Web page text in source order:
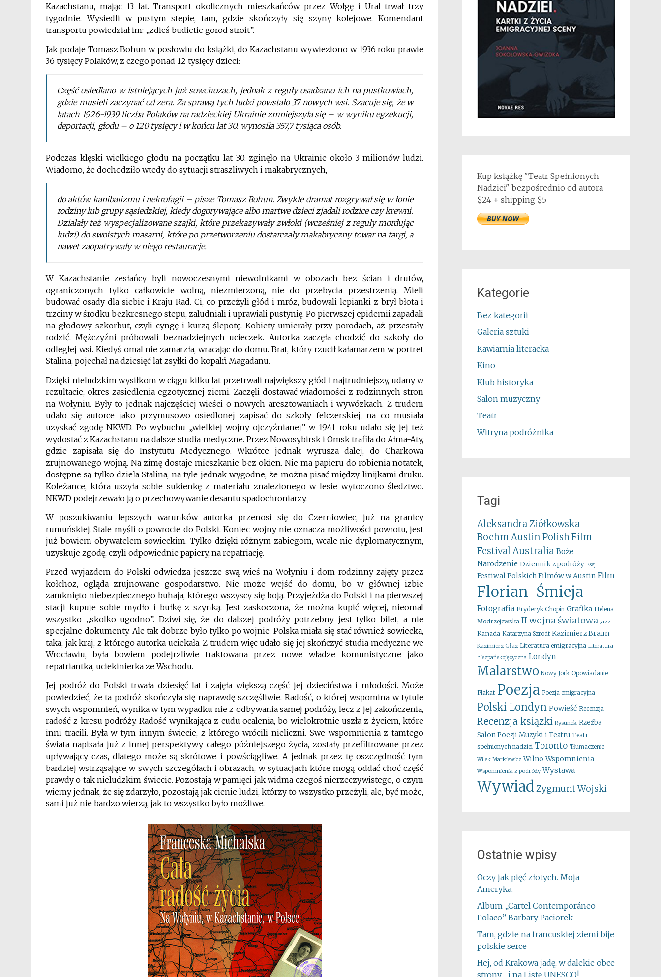
Kazachstanu, mając 13 lat. Transport okolicznych mieszkańców przez Wołgę i Ural trwał trzy
tygodnie. Wysiedli w pustym stepie, tam, gdzie skończyły się szyny kolejowe. Komendant
transportu powiedział im: „zdieś budietie gorod stroit”.
Jak podaje Tomasz Bohun w posłowiu do książki, do Kazachstanu wywieziono w 1936 roku prawie
36 tysięcy Polaków, z czego ponad 12 tysięcy dzieci:
Część osiedlano w istniejących już sowchozach, jednak z reguły osadzano ich na pustkowiach,
gdzie musieli zaczynać od zera. Za sprawą tych ludzi powstało 37 nowych wsi. Szacuje się, że w
latach 1926-1939 liczba Polaków na radzieckiej Ukrainie zmniejszyła się – w wyniku egzekucji,
deportacji, głodu – o 120 tysięcy i w końcu lat 30. wynosiła 357,7 tysiąca osób.
Podczas klęski wielkiego głodu na początku lat 30. zginęło na Ukrainie około 3 milionów ludzi.
Wiadomo, że dochodziło wtedy do sytuacji straszliwych i makabrycznych,
do aktów kanibalizmu i nekrofagii – pisze Tomasz Bohun. Zwykle dramat rozgrywał się w łonie
rodziny lub grupy sąsiedzkiej, kiedy dogorywające albo martwe dzieci zjadali rodzice czy krewni.
Działały też wyspecjalizowane szajki, które przekazywały zwłoki (wcześniej z reguły mordując
ludzi) do swoistych masarni, które po przetworzeniu dostarczały makabryczny towar na targi, a
nawet zaopatrywały w niego restauracje.
W Kazachstanie zesłańcy byli nowoczesnymi niewolnikami w obozach bez ścian i drutów,
ograniczonych tylko całkowicie wolną, niezmierzoną, nie do przebycia przestrzenią. Mieli
budować osady dla siebie i Kraju Rad. Ci, co przeżyli głód i mróz, budowali lepianki z brył błota i
trzciny w środku bezkresnego stepu, zaludniali i uprawiali pustynię. Po pierwszej epidemii zapadali
na głodowy szkorbut, czyli cyngę i kurzą ślepotę. Kobiety umierały przy porodach, aż przestały
rodzić. Mężczyźni próbowali beznadziejnych ucieczek. Autorka zaczęła chodzić do szkoły do
odległej wsi. Kiedyś omal nie zamarzła, wracając do domu. Brat, który rzucił kałamarzem w portret
Stalina, pojechał na dziesięć lat zsyłki do kopalń Magadanu.
Dzięki nieludzkim wysiłkom w ciągu kilku lat przetrwali największy głód i najtrudniejszy, udany w
rezultacie, okres zasiedlenia egzotycznej ziemi. Zaczęli dostawać wiadomości z rodzinnych stron
na Wołyniu. Były to jednak najczęściej wieści o nowych aresztowaniach i wywózkach. Z trudem
udało się autorce jako przymusowo osiedlonej zapisać do szkoły felczerskiej, na co musiała
uzyskać zgodę NKWD. Po wybuchu „wielkiej wojny ojczyźnianej” w 1941 roku udało się jej też
wydostać z Kazachstanu na dalsze studia medyczne. Przez Nowosybirsk i Omsk trafiła do Ałma-Aty,
gdzie zapisała się do Instytutu Medycznego. Wkrótce jednak wyrusza dalej, do Charkowa
zrujnowanego wojną. Na zimę dostaje mieszkanie bez okien. Nie ma papieru do robienia notatek,
dostępne są tylko dzieła Stalina, na tyle jednak wygodne, że można pisać między linijkami druku.
Koleżance, która uszyła sobie sukienkę z materiału znalezionego w lesie wytoczono śledztwo.
NKWD podejrzewało ją o przechowywanie desantu spadochroniarzy.
W poszukiwaniu lepszych warunków autorka przenosi się do Czerniowiec, już na granicy
rumuńskiej. Stale myśli o powrocie do Polski. Koniec wojny nie oznacza możliwości powrotu, jest
już bowiem obywatelem sowieckim. Tylko dzięki różnym zabiegom, wcale nie dyplomatycznym,
uzyskuje zgodę, czyli odpowiednie papiery, na repatriację.
Przed wyjazdem do Polski odwiedza jeszcze swą wieś na Wołyniu i dom rodzinny zajęty przez
kołchoz, ogląda zrujnowane gospodarstwo. Nie może wejść do domu, bo w głównej izbie
zamknięto niebezpiecznego buhaja, którego wszyscy się boją. Przyjeżdża do Polski i na pierwszej
stacji kupuje sobie mydło i bułkę z szynką. Jest zaskoczona, że można kupić więcej, nieomal
wszystko „skolko ugodno”. Dziwi się, że do dalszej podróży potrzebny jest tylko bilet, a nie
specjalne dokumenty. Ale tak dobrze było tylko po wojnie. Polska miała się stać również sowiecka,
taka, jak kraj, z którego autorka uciekała. Z trudem więc udało się jej skończyć studia medyczne we
Wrocławiu, była bowiem podejrzliwie traktowana przez nowe władze komunistyczne jako
repatriantka, uciekinierka ze Wschodu.
Jej podróż do Polski trwała dziesięć lat i zajęła większą część jej dzieciństwa i młodości. Może
powiedzieć, że ta podróż skończyła się naprawdę szczęśliwie. Radość, o której wspomina w tytule
swych wspomnień, wynika w tym wypadku nie z odbywania samej podróży, lecz z jej zakończenia,
radość z kresu podróży. Radość wynikająca z cudu ocalenia, bo wielokrotnie uszła z życiem, które
inni tracili. Była w tym innym świecie, z którego wrócili nieliczni. Swe wspomnienia z tamtego
świata napisała już z innej perspektywy całego późniejszego życia, zostały przefiltrowane przez
upływający czas, dlatego może są skrótowe i powściągliwe. A jednak przez tę oszczędność tym
bardziej wstrząsające w swych szczegółach i obrazach, w sytuacjach które mogą oddać choć część
prawdy o tak nieludzkim świecie. Pozostają w pamięci jak widma czegoś nierzeczywistego, o czym
wiemy jednak, że się zdarzyło, pozostają jak cienie ludzi, którzy to wszystko przeżyli, ale, być może,
sami już nie bardzo wierzą, jak to wszystko było możliwe.
Kup książkę "Teatr Spełnionych
Nadziei" bezpośrednio od autora
$24 + shipping $5
Kategorie
Bez kategorii
Galeria sztuki
Kawiarnia literacka
Kino
Klub historyka
Salon muzyczny
Teatr
Witryna podróżnika
Tagi
Aleksandra Ziółkowska-
Boehm Austin Polish Film
FestivalAustralia Boże
Narodzenie Dziennik z podróży Esej
Festiwal Polskich Filmów w Austin Film
Florian-Śmieja
Fotografia Fryderyk Chopin Grafika Helena
Modrzejewska II wojna światowa Jazz
Kanada Katarzyna Szrodt Kazimierz Braun
Kazimierz Głaz Literatura emigracyjna Literatura
hiszpańskojęzyczna Londyn
Malarstwo Nowy Jork Opowiadanie
Plakat Poezja Poezja emigracyjna
Polski Londyn Powieść Recenzja
Recenzja ksiązki Rysunek Rzeźba
Salon Poezji Muzyki i Teatru Teatr
spełnionych nadziei Toronto Tłumaczenie
Wilek Markiewicz Wilno Wspomnienia
Wspomnienia z podróży Wystawa
WywiadZygmunt Wojski
Ostatnie wpisy
Oczy jak pięć złotych. Moja
Ameryka.
Album „Cartel Contemporáneo
Polaco” Barbary Paciorek
Tam, gdzie na francuskiej ziemi bije
polskie serce
Hej, od Krakowa jadę, w dalekie obce
strony… i na Listę UNESCO!